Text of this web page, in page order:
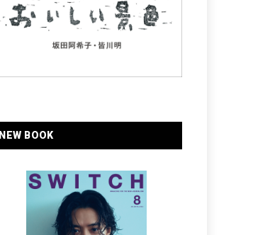
NEW BOOK